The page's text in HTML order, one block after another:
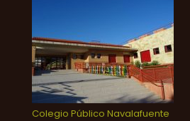
Colegio Público Navalafuente